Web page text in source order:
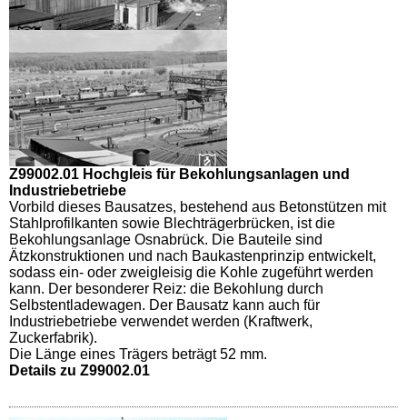
Z99002.01 Hochgleis für Bekohlungsanlagen und
Industriebetriebe
Vorbild dieses Bausatzes, bestehend aus Betonstützen mit
Stahlprofilkanten sowie Blechträgerbrücken, ist die
Bekohlungsanlage Osnabrück. Die Bauteile sind
Ätzkonstruktionen und nach Baukastenprinzip entwickelt,
sodass ein- oder zweigleisig die Kohle zugeführt werden
kann. Der besonderer Reiz: die Bekohlung durch
Selbstentladewagen. Der Bausatz kann auch für
Industriebetriebe verwendet werden (Kraftwerk,
Zuckerfabrik).
Die Länge eines Trägers beträgt 52 mm.
Details zu Z99002.01